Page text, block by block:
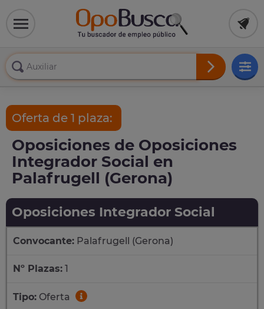
Oferta de 1 plaza:
Oposiciones de Oposiciones
Integrador Social en
Palafrugell (Gerona)
Oposiciones Integrador Social
Convocante: Palafrugell (Gerona)
Nº Plazas: 1
Tipo: Oferta